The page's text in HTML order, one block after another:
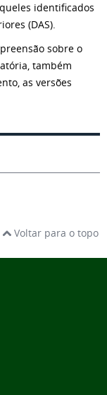
identificados
(DAS).
sobre o
também
as versões
Voltar para o topo